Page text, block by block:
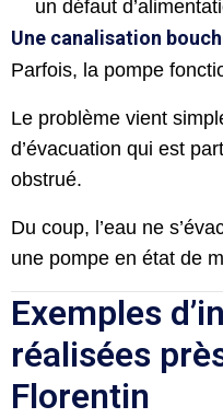
un défaut
Une canalisation
Parfois, la pompe
Le problème vient
d’évacuation qui est
obstrué.
Du coup, l’eau ne
une pompe en état de
Exemples
réalisées
Florentin